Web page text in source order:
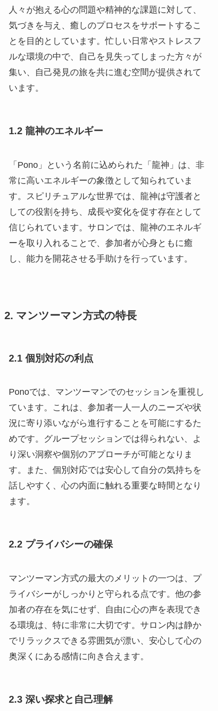
人々が抱える心の問題や精神的な課題に対して、
気づきを与え、癒しのプロセスをサポートするこ
とを目的としています。忙しい日常やストレスフ
ルな環境の中で、自己を見失ってしまった方々が
集い、自己発見の旅を共に進む空間が提供されて
います。
1.2 龍神のエネルギー
「Pono」という名前に込められた「龍神」は、非
常に高いエネルギーの象徴として知られていま
す。スピリチュアルな世界では、龍神は守護者と
しての役割を持ち、成長や変化を促す存在として
信じられています。サロンでは、龍神のエネルギ
ーを取り入れることで、参加者が心身ともに癒
し、能力を開花させる手助けを行っています。
2. マンツーマン方式の特長
2.1 個別対応の利点
Ponoでは、マンツーマンでのセッションを重視し
ています。これは、参加者一人一人のニーズや状
況に寄り添いながら進行することを可能にするた
めです。グループセッションでは得られない、よ
り深い洞察や個別のアプローチが可能となりま
す。また、個別対応では安心して自分の気持ちを
話しやすく、心の内面に触れる重要な時間となり
ます。
2.2 プライバシーの確保
マンツーマン方式の最大のメリットの一つは、プ
ライバシーがしっかりと守られる点です。他の参
加者の存在を気にせず、自由に心の声を表現でき
る環境は、特に非常に大切です。サロン内は静か
でリラックスできる雰囲気が漂い、安心して心の
奥深くにある感情に向き合えます。
2.3 深い探求と自己理解